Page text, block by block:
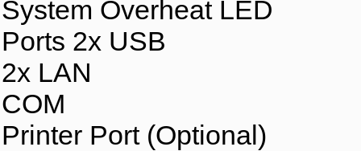
System Overheat LED
Ports 2x USB
2x LAN
COM
Printer Port (Optional)